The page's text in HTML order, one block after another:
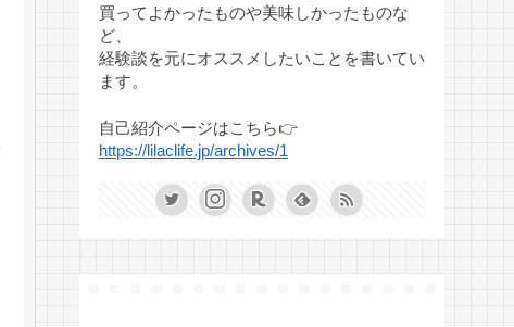
買ってよかったものや美味しかったものな
ど、
経験談を元にオススメしたいことを書いてい
ます。
自己紹介ページはこちら👉
https://lilaclife.jp/archives/1